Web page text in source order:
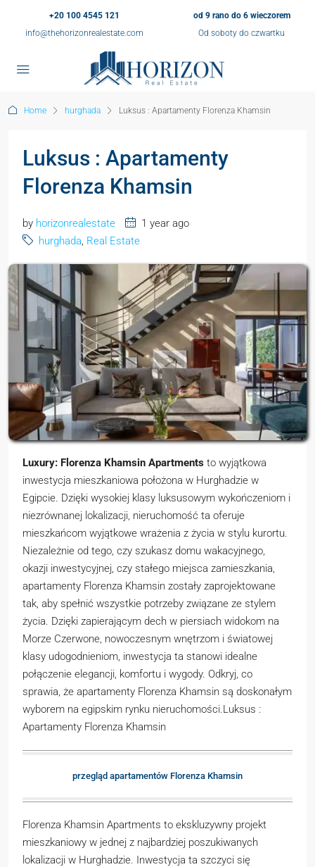
+20 100 4545 121
info@thehorizonrealestate.com
od 9 rano do 6 wieczorem
Od soboty do czwartku
Home hurghada Luksus : Apartamenty Florenza Khamsin
Luksus : Apartamenty
Florenza Khamsin
by horizonrealestate
1 year ago
hurghada, Real Estate
Luxury: Florenza Khamsin Apartments to wyjątkowa
inwestycja mieszkaniowa położona w Hurghadzie w
Egipcie. Dzięki wysokiej klasy luksusowym wykończeniom i
niezrównanej lokalizacji, nieruchomość ta oferuje
mieszkańcom wyjątkowe wrażenia z życia w stylu kurortu.
Niezależnie od tego, czy szukasz domu wakacyjnego,
okazji inwestycyjnej, czy stałego miejsca zamieszkania,
apartamenty Florenza Khamsin zostały zaprojektowane
tak, aby spełnić wszystkie potrzeby związane ze stylem
życia. Dzięki zapierającym dech w piersiach widokom na
Morze Czerwone, nowoczesnym wnętrzom i światowej
klasy udogodnieniom, inwestycja ta stanowi idealne
połączenie elegancji, komfortu i wygody. Odkryj, co
sprawia, że apartamenty Florenza Khamsin są doskonałym
wyborem na egipskim rynku nieruchomości.Luksus :
Apartamenty Florenza Khamsin
przegląd apartamentów Florenza Khamsin
Florenza Khamsin Apartments to ekskluzywny projekt
mieszkaniowy w jednej z najbardziej poszukiwanych
lokalizacji w Hurghadzie. Inwestycja ta szczyci się